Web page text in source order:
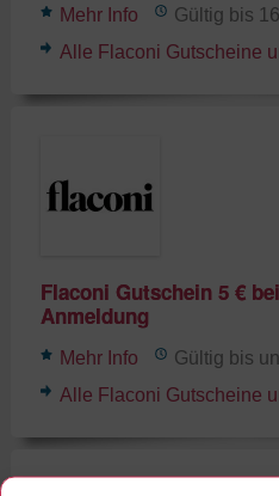
Mehr Info
Gültig bis
Alle Flaconi Gutscheine
Flaconi Gutschein 5 €
Anmeldung
Mehr Info
Gültig bis
Alle Flaconi Gutscheine